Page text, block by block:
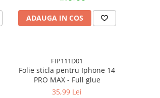
ADAUGA IN COS
FIP111D01
Folie sticla pentru Iphone 14
PRO MAX - Full glue
35,99 Lei